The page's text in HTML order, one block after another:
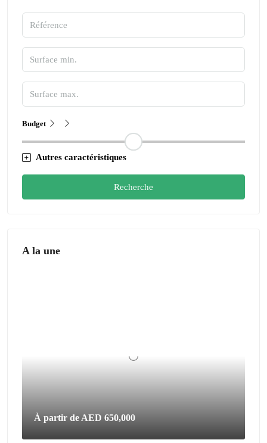
Budget
Autres caractéristiques
Recherche
A la une
À partir de AED 650,000